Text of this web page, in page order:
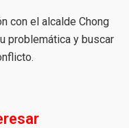
con el alcalde Chong
problemática y buscar